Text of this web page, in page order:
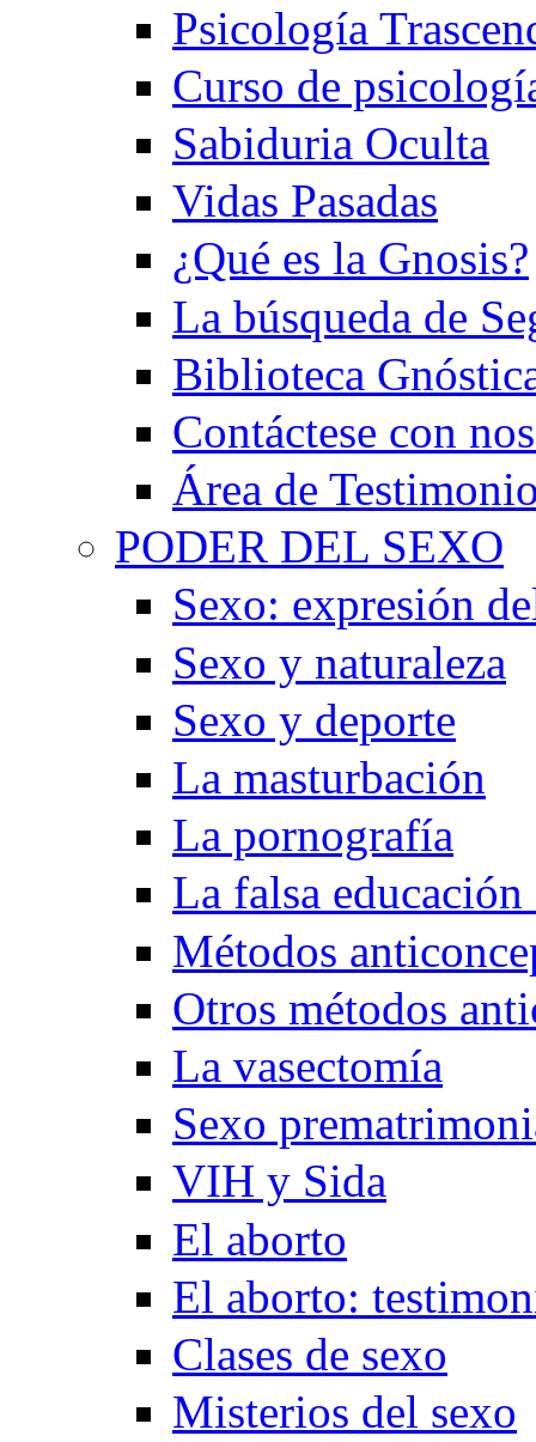
Psicología
Curso de
Sabiduria Oculta
Vidas Pasadas
¿Qué es la Gnosis?
La búsqueda de
Biblioteca
Contáctese con
Área de
PODER DEL SEXO
Sexo: expresión
Sexo y naturaleza
Sexo y deporte
La masturbación
La pornografía
La falsa educación
Métodos
Otros métodos
La vasectomía
Sexo
VIH y Sida
El aborto
El aborto:
Clases de sexo
Misterios del sexo